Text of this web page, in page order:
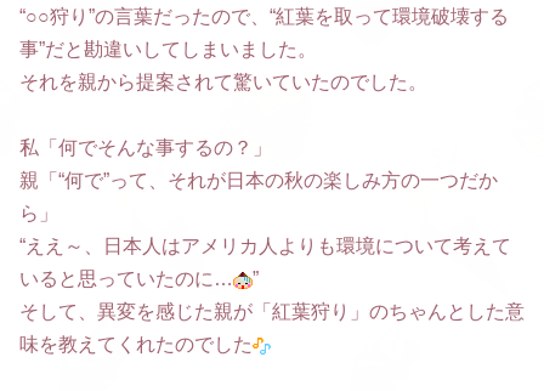
“○○狩り”の言葉だったので、“紅葉を取って環境破壊する
事”だと勘違いしてしまいました。
それを親から提案されて驚いていたのでした。
私「何でそんな事するの？」
親「“何で”って、それが日本の秋の楽しみ方の一つだか
ら」
“ええ～、日本人はアメリカ人よりも環境について考えて
いると思っていたのに…
”
そして、異変を感じた親が「紅葉狩り」のちゃんとした意
味を教えてくれたのでした